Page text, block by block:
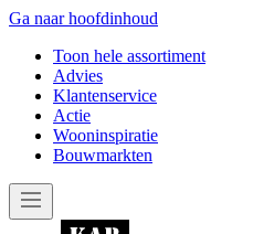
Ga naar hoofdinhoud
Toon hele assortiment
Advies
Klantenservice
Actie
Wooninspiratie
Bouwmarkten